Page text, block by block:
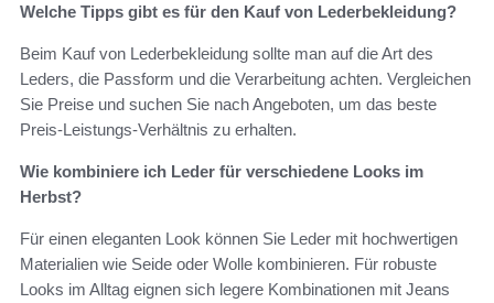
Welche Tipps gibt es für den Kauf von Lederbekleidung?
Beim Kauf von Lederbekleidung sollte man auf die Art des
Leders, die Passform und die Verarbeitung achten. Vergleichen
Sie Preise und suchen Sie nach Angeboten, um das beste
Preis-Leistungs-Verhältnis zu erhalten.
Wie kombiniere ich Leder für verschiedene Looks im
Herbst?
Für einen eleganten Look können Sie Leder mit hochwertigen
Materialien wie Seide oder Wolle kombinieren. Für robuste
Looks im Alltag eignen sich legere Kombinationen mit Jeans